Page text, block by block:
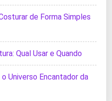
de Forma Simples
Qual Usar e Quando
Universo Encantador da